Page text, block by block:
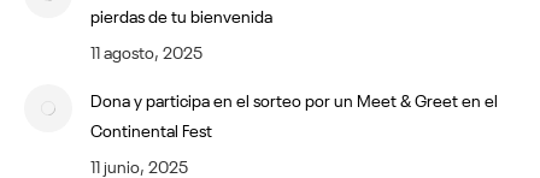
pierdas de tu bienvenida
11 agosto, 2025
Dona y participa en el sorteo por un Meet & Greet en el
Continental Fest
11 junio, 2025